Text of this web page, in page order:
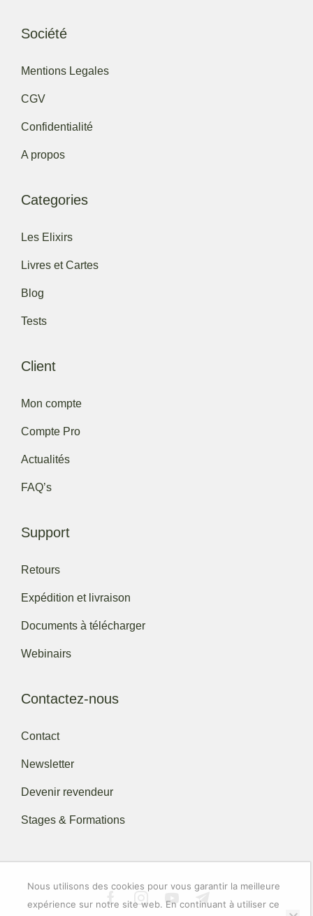
Société
Mentions Legales
CGV
Confidentialité
A propos
Categories
Les Elixirs
Livres et Cartes
Blog
Tests
Client
Mon compte
Compte Pro
Actualités
FAQ’s
Support
Retours
Expédition et livraison
Documents à télécharger
Webinairs
Contactez-nous
Contact
Newsletter
Devenir revendeur
Stages & Formations
Nous utilisons des cookies pour vous garantir la meilleure
expérience sur notre site web. En continuant à utiliser ce